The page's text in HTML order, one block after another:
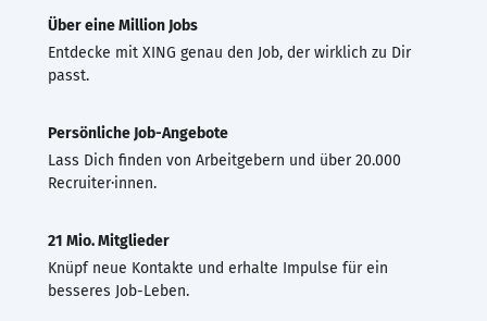
Über eine Million Jobs
Entdecke mit XING genau den Job, der wirklich zu Dir
passt.
Persönliche Job-Angebote
Lass Dich finden von Arbeitgebern und über 20.000
Recruiter·innen.
21 Mio. Mitglieder
Knüpf neue Kontakte und erhalte Impulse für ein
besseres Job-Leben.